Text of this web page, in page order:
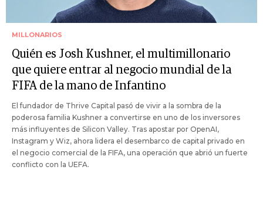
MILLONARIOS
Quién es Josh Kushner, el multimillonario
que quiere entrar al negocio mundial de la
FIFA de la mano de Infantino
El fundador de Thrive Capital pasó de vivir a la sombra de la
poderosa familia Kushner a convertirse en uno de los inversores
más influyentes de Silicon Valley. Tras apostar por OpenAI,
Instagram y Wiz, ahora lidera el desembarco de capital privado en
el negocio comercial de la FIFA, una operación que abrió un fuerte
conflicto con la UEFA.